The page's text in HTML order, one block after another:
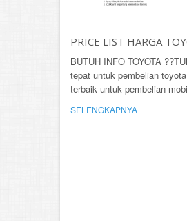
PRICE LIST HARGA
BUTUH INFO TOYOTA
tepat untuk pembelian
terbaik untuk pembelian
SELENGKAPNYA